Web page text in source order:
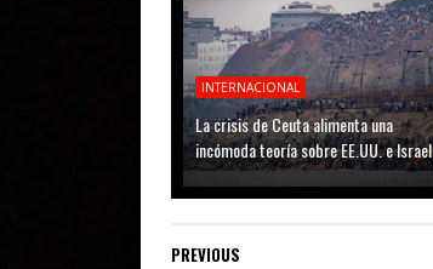
INTERNACIONAL
La crisis de Ceuta alimenta una
incómoda teoría sobre EE.UU. e Israel
PREVIOUS